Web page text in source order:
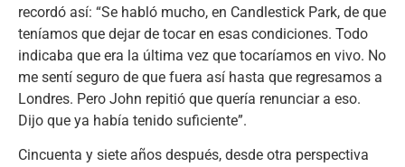
recordó así: “Se habló mucho, en Candlestick Park, de que
teníamos que dejar de tocar en esas condiciones. Todo
indicaba que era la última vez que tocaríamos en vivo. No
me sentí seguro de que fuera así hasta que regresamos a
Londres. Pero John repitió que quería renunciar a eso.
Dijo que ya había tenido suficiente”.
Cincuenta y siete años después, desde otra perspectiva